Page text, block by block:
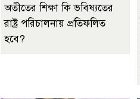
অতীতের শিক্ষা কি ভবিষ্যতের
রাষ্ট্র পরিচালনায় প্রতিফলিত
হবে?